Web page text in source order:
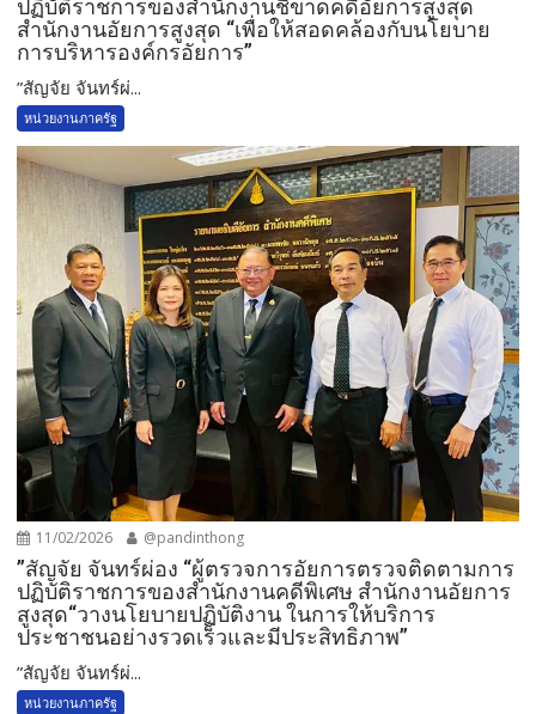
ปฏิบัติราชการของสำนักงานชี้ขาดคดีอัยการสูงสุด
สำนักงานอัยการสูงสุด “เพื่อให้สอดคล้องกับนโยบาย
การบริหารองค์กรอัยการ”
”สัญจัย จันทร์ผ่...
หน่วยงานภาครัฐ
11/02/2026 @pandinthong
”สัญจัย จันทร์ผ่อง “ผู้ตรวจการอัยการตรวจติดตามการ
ปฏิบัติราชการของสำนักงานคดีพิเศษ สำนักงานอัยการ
สูงสุด“วางนโยบายปฏิบัติงาน ในการให้บริการ
ประชาชนอย่างรวดเร็วและมีประสิทธิภาพ”
”สัญจัย จันทร์ผ่...
หน่วยงานภาครัฐ